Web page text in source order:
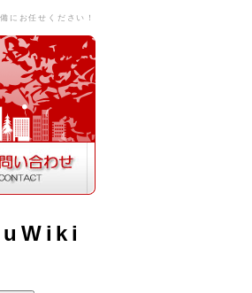
にお任せください！